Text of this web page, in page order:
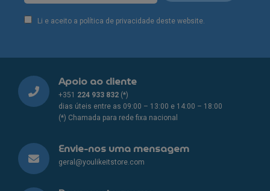
Li e aceito a política de privacidade deste website.
Apoio ao cliente
+351 224 933 832 (*)
dias úteis entre as 09:00 – 13:00 e 14:00 – 18:00
(*) Chamada para rede fixa nacional
Envie-nos uma mensagem
geral@youlikeitstore.com